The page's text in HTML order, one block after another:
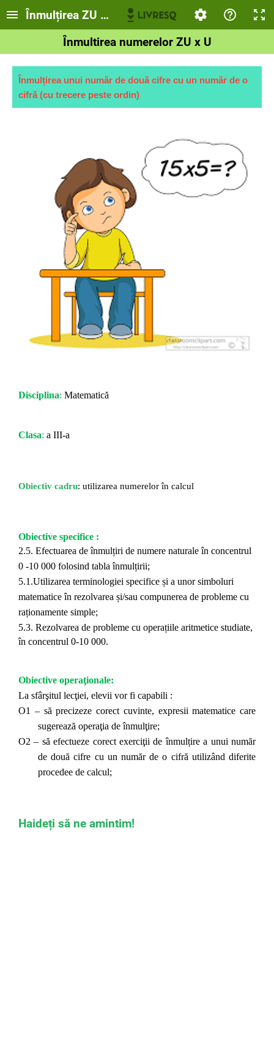
Înmulțirea ZU X U
Înmultirea numerelor ZU x U
Înmulțirea unui număr de două cifre cu un număr de o
cifră (cu trecere peste ordin)
Disciplina: Matematică
Clasa: a III-a
Obiectiv cadru: utilizarea numerelor în calcul
Obiective specifice :
2.5. Efectuarea de înmulțiri de numere naturale în concentrul
0 -10 000 folosind tabla înmulțirii;
5.1.Utilizarea terminologiei specifice și a unor simboluri
matematice în rezolvarea și/sau compunerea de probleme cu
raționamente simple;
5.3. Rezolvarea de probleme cu operațiile aritmetice studiate,
în concentrul 0-10 000.
Obiective operaţionale:
La sfârşitul lecţiei, elevii vor fi capabili :
O1 – să precizeze corect cuvinte, expresii matematice care
sugerează operaţia de înmulţire;
O2 – să efectueze corect exerciţii de înmulțire a unui număr
de două cifre cu un număr de o cifră utilizând diferite
procedee de calcul;
Haideți să ne amintim!